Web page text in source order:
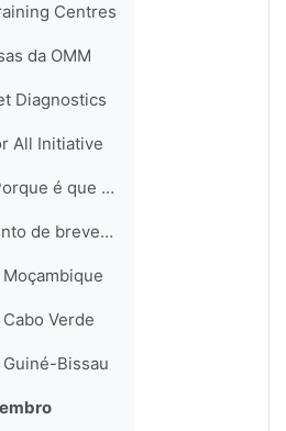
Centres
da OMM
Diagnostics
All Initiative
YouTube video: Porque é que precisamos de meteorologistas?
9 Compartilhamento de breves relatórios sobre desa...
Verde
Bissau